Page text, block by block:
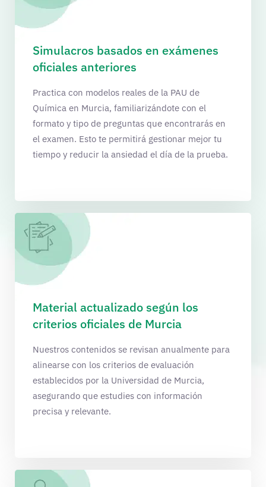
Simulacros basados en exámenes
oficiales anteriores
Practica con modelos reales de la PAU de
Química en Murcia, familiarizándote con el
formato y tipo de preguntas que encontrarás en
el examen. Esto te permitirá gestionar mejor tu
tiempo y reducir la ansiedad el día de la prueba.​
Material actualizado según los
criterios oficiales de Murcia
Nuestros contenidos se revisan anualmente para
alinearse con los criterios de evaluación
establecidos por la Universidad de Murcia,
asegurando que estudies con información
precisa y relevante.​